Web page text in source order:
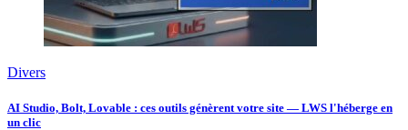
Divers
AI Studio, Bolt, Lovable : ces outils génèrent votre site — LWS l'héberge en
un clic